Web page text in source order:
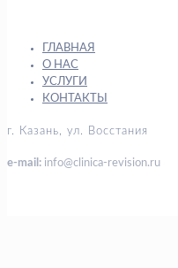
ГЛАВНАЯ
О НАС
УСЛУГИ
КОНТАКТЫ
г. Казань, ул. Восстания
e-mail: info@clinica-revision.ru